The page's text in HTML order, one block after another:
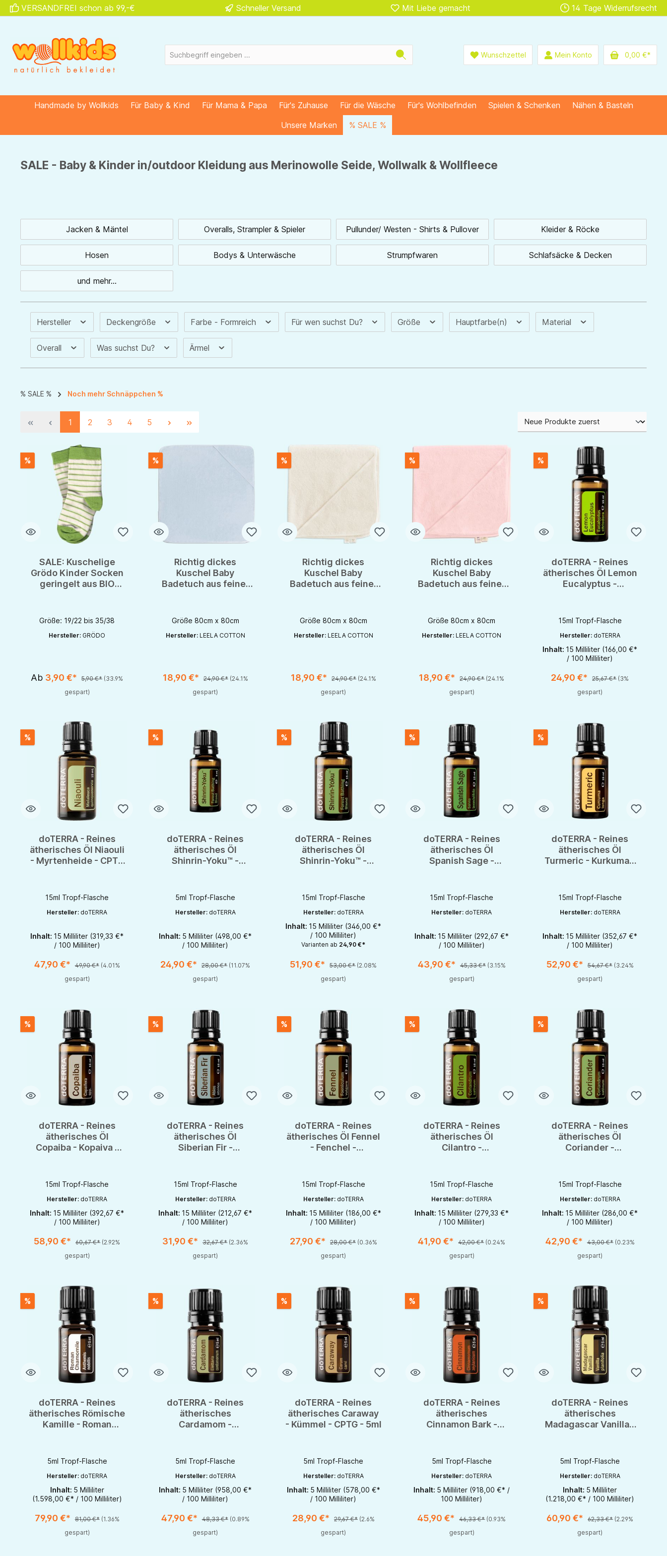
Zur Hauptnavigation springen
VERSANDFREI schon ab 99,-€ Schneller Versand Mit Liebe gemacht 14 Tage Widerrufsrecht
Wunschzettel Mein Konto 0,00 €*
Handmade by Wollkids Für Baby & Kind Für Mama & Papa Für's Zuhause Für die Wäsche Für's Wohlbefinden Spielen & Schenken
Nähen & Basteln
Unsere Marken
% SALE %
SALE - Baby & Kinder in/outdoor Kleidung aus Merinowolle Seide, Wollwalk & Wollfleece
Jacken & Mäntel Overalls, Strampler & Spieler Pullunder/ Westen - Shirts & Pullover Kleider & Röcke
Hosen Bodys & Unterwäsche Strumpfwaren Schlafsäcke & Decken
und mehr...
Hersteller Deckengröße Farbe - Formreich Für wen suchst Du? Größe Hauptfarbe(n) Material
Overall Was suchst Du? Ärmel
% SALE % Noch mehr Schnäppchen %
1 2 3 4 5
%
SALE: Kuschelige
Grödo Kinder Socken
geringelt aus BIO
Größe: 19/22 bis 35/38
Hersteller: GRÖDO
Ab 3,90 €* 5,90 €* (33.9%
gespart)
%
Richtig dickes
Kuschel Baby
Badetuch aus feiner
Größe 80cm x 80cm
Hersteller: LEELA COTTON
18,90 €* 24,90 €* (24.1%
gespart)
%
Richtig dickes
Kuschel Baby
Badetuch aus feiner
Größe 80cm x 80cm
Hersteller: LEELA COTTON
18,90 €* 24,90 €* (24.1%
gespart)
Produkt Anzahl: Gib den gewünschten Wert ein oder benutze die Schaltflächen um die Anzahl zu erhöhen oder zu reduzieren.
%
Richtig dickes
Kuschel Baby
Badetuch aus feiner
Größe 80cm x 80cm
Hersteller: LEELA COTTON
18,90 €* 24,90 €* (24.1%
gespart)
Produkt Anzahl: Gib den gewünschten Wert ein oder benutze die Schaltflächen
%
doTERRA - Reines
ätherisches Öl Lemon
Eucalyptus -
15ml Tropf-Flasche
Hersteller: doTERRA
Inhalt: 15 Milliliter (166,00 €*
/ 100 Milliliter)
24,90 €* 25,67 €* (3%
gespart)
Produkt Anzahl: Gib den
%
doTERRA - Reines
ätherisches Öl Niaouli
- Myrtenheide - CPTG
15ml Tropf-Flasche
Hersteller: doTERRA
Inhalt: 15 Milliliter (319,33 €*
/ 100 Milliliter)
47,90 €* 49,90 €* (4.01%
gespart)
Produkt Anzahl: Gib den gewünschten Wert ein oder benutze die Schaltflächen um die Anzahl zu erhöhen oder zu reduzieren.
%
doTERRA - Reines
ätherisches Öl
Shinrin-Yoku™ -
5ml Tropf-Flasche
Hersteller: doTERRA
Inhalt: 5 Milliliter (498,00 €*
/ 100 Milliliter)
24,90 €* 28,00 €* (11.07%
gespart)
Produkt Anzahl: Gib den gewünschten Wert ein oder benutze die Schaltflächen um die Anzahl zu erhöhen oder zu reduzieren.
%
doTERRA - Reines
ätherisches Öl
Shinrin-Yoku™ -
15ml Tropf-Flasche
Hersteller: doTERRA
Inhalt: 15 Milliliter (346,00 €*
/ 100 Milliliter)
Varianten ab 24,90 €*
51,90 €* 53,00 €* (2.08%
gespart)
Produkt Anzahl: Gib den gewünschten Wert ein oder benutze die Schaltflächen um die Anzahl zu erhöhen oder zu reduzieren.
%
doTERRA - Reines
ätherisches Öl
Spanish Sage -
15ml Tropf-Flasche
Hersteller: doTERRA
Inhalt: 15 Milliliter (292,67 €*
/ 100 Milliliter)
43,90 €* 45,33 €* (3.15%
gespart)
Produkt Anzahl: Gib den gewünschten Wert ein oder benutze die Schaltflächen
%
doTERRA - Reines
ätherisches Öl
Turmeric - Kurkuma -
15ml Tropf-Flasche
Hersteller: doTERRA
Inhalt: 15 Milliliter (352,67 €*
/ 100 Milliliter)
52,90 €* 54,67 €* (3.24%
gespart)
Produkt Anzahl: Gib den
%
doTERRA - Reines
ätherisches Öl
Copaiba - Kopaiva -
15ml Tropf-Flasche
Hersteller: doTERRA
Inhalt: 15 Milliliter (392,67 €*
/ 100 Milliliter)
58,90 €* 60,67 €* (2.92%
gespart)
Produkt Anzahl: Gib den gewünschten Wert ein oder benutze die Schaltflächen um die Anzahl zu erhöhen oder zu reduzieren.
%
doTERRA - Reines
ätherisches Öl
Siberian Fir -
15ml Tropf-Flasche
Hersteller: doTERRA
Inhalt: 15 Milliliter (212,67 €*
/ 100 Milliliter)
31,90 €* 32,67 €* (2.36%
gespart)
Produkt Anzahl: Gib den gewünschten Wert ein oder benutze die Schaltflächen um die Anzahl zu erhöhen oder zu reduzieren.
%
doTERRA - Reines
ätherisches Öl Fennel
- Fenchel -
15ml Tropf-Flasche
Hersteller: doTERRA
Inhalt: 15 Milliliter (186,00 €*
/ 100 Milliliter)
27,90 €* 28,00 €* (0.36%
gespart)
Produkt Anzahl: Gib den gewünschten Wert ein oder benutze die Schaltflächen um die Anzahl zu erhöhen oder zu reduzieren.
%
doTERRA - Reines
ätherisches Öl
Cilantro -
15ml Tropf-Flasche
Hersteller: doTERRA
Inhalt: 15 Milliliter (279,33 €*
/ 100 Milliliter)
41,90 €* 42,00 €* (0.24%
gespart)
Produkt Anzahl: Gib den gewünschten Wert ein oder benutze die Schaltflächen
%
doTERRA - Reines
ätherisches Öl
Coriander -
15ml Tropf-Flasche
Hersteller: doTERRA
Inhalt: 15 Milliliter (286,00 €*
/ 100 Milliliter)
42,90 €* 43,00 €* (0.23%
gespart)
Produkt Anzahl: Gib den
%
doTERRA - Reines
ätherisches Römische
Kamille - Roman
5ml Tropf-Flasche
Hersteller: doTERRA
Inhalt: 5 Milliliter
(1.598,00 €* / 100 Milliliter)
79,90 €* 81,00 €* (1.36%
gespart)
Produkt Anzahl: Gib den gewünschten Wert ein oder benutze die Schaltflächen um die Anzahl zu erhöhen oder zu reduzieren.
1
%
doTERRA - Reines
ätherisches
Cardamom -
5ml Tropf-Flasche
Hersteller: doTERRA
Inhalt: 5 Milliliter (958,00 €*
/ 100 Milliliter)
47,90 €* 48,33 €* (0.89%
gespart)
Produkt Anzahl: Gib den gewünschten Wert ein oder benutze die Schaltflächen um die Anzahl zu erhöhen oder zu reduzieren.
%
doTERRA - Reines
ätherisches Caraway
- Kümmel - CPTG - 5ml
5ml Tropf-Flasche
Hersteller: doTERRA
Inhalt: 5 Milliliter (578,00 €*
/ 100 Milliliter)
28,90 €* 29,67 €* (2.6%
gespart)
Produkt Anzahl: Gib den gewünschten Wert ein oder benutze die Schaltflächen um die Anzahl zu erhöhen oder zu reduzieren.
%
doTERRA - Reines
ätherisches
Cinnamon Bark -
5ml Tropf-Flasche
Hersteller: doTERRA
Inhalt: 5 Milliliter (918,00 €* /
100 Milliliter)
45,90 €* 46,33 €* (0.93%
gespart)
Produkt Anzahl: Gib den gewünschten Wert ein oder benutze die Schaltflächen
%
doTERRA - Reines
ätherisches
Madagascar Vanilla -
5ml Tropf-Flasche
Hersteller: doTERRA
Inhalt: 5 Milliliter
(1.218,00 €* / 100 Milliliter)
60,90 €* 62,33 €* (2.29%
gespart)
Produkt Anzahl: Gib den
1